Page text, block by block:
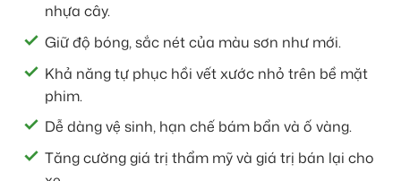
nhựa cây.
Giữ độ bóng, sắc nét của màu sơn như mới.
Khả năng tự phục hồi vết xước nhỏ trên bề mặt
phim.
Dễ dàng vệ sinh, hạn chế bám bẩn và ố vàng.
Tăng cường giá trị thẩm mỹ và giá trị bán lại cho